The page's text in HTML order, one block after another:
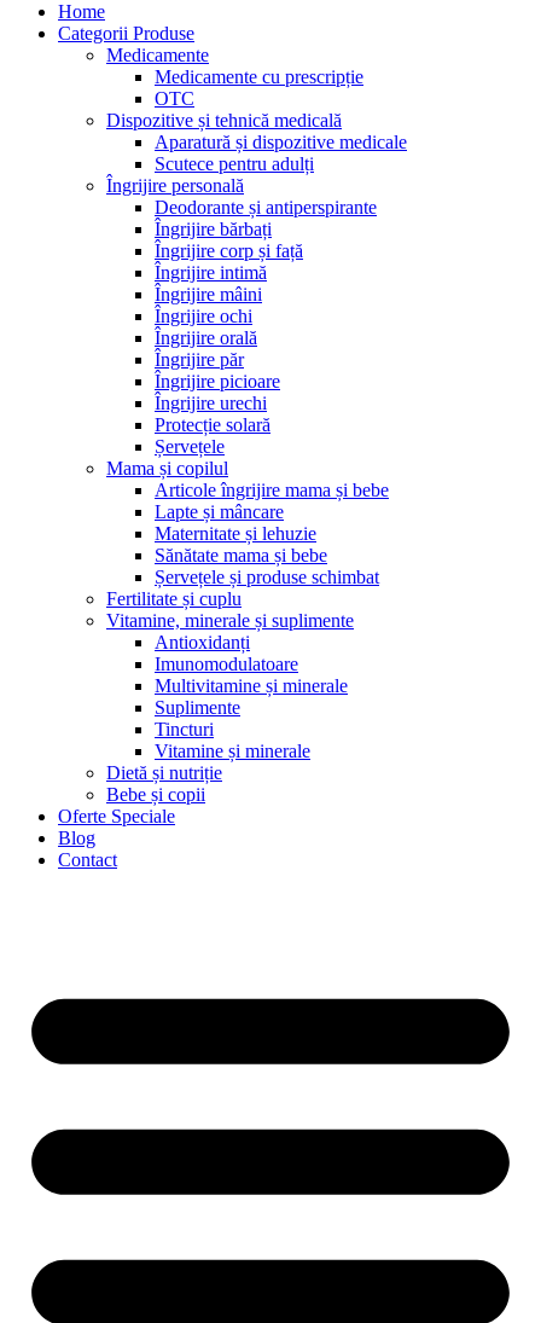
Home
Categorii Produse
Medicamente
Medicamente cu prescripție
OTC
Dispozitive și tehnică medicală
Aparatură și dispozitive medicale
Scutece pentru adulți
Îngrijire personală
Deodorante și antiperspirante
Îngrijire bărbați
Îngrijire corp și față
Îngrijire intimă
Îngrijire mâini
Îngrijire ochi
Îngrijire orală
Îngrijire păr
Îngrijire picioare
Îngrijire urechi
Protecție solară
Șervețele
Mama și copilul
Articole îngrijire mama și bebe
Lapte și mâncare
Maternitate și lehuzie
Sănătate mama și bebe
Șervețele și produse schimbat
Fertilitate și cuplu
Vitamine, minerale și suplimente
Antioxidanți
Imunomodulatoare
Multivitamine și minerale
Suplimente
Tincturi
Vitamine și minerale
Dietă și nutriție
Bebe și copii
Oferte Speciale
Blog
Contact